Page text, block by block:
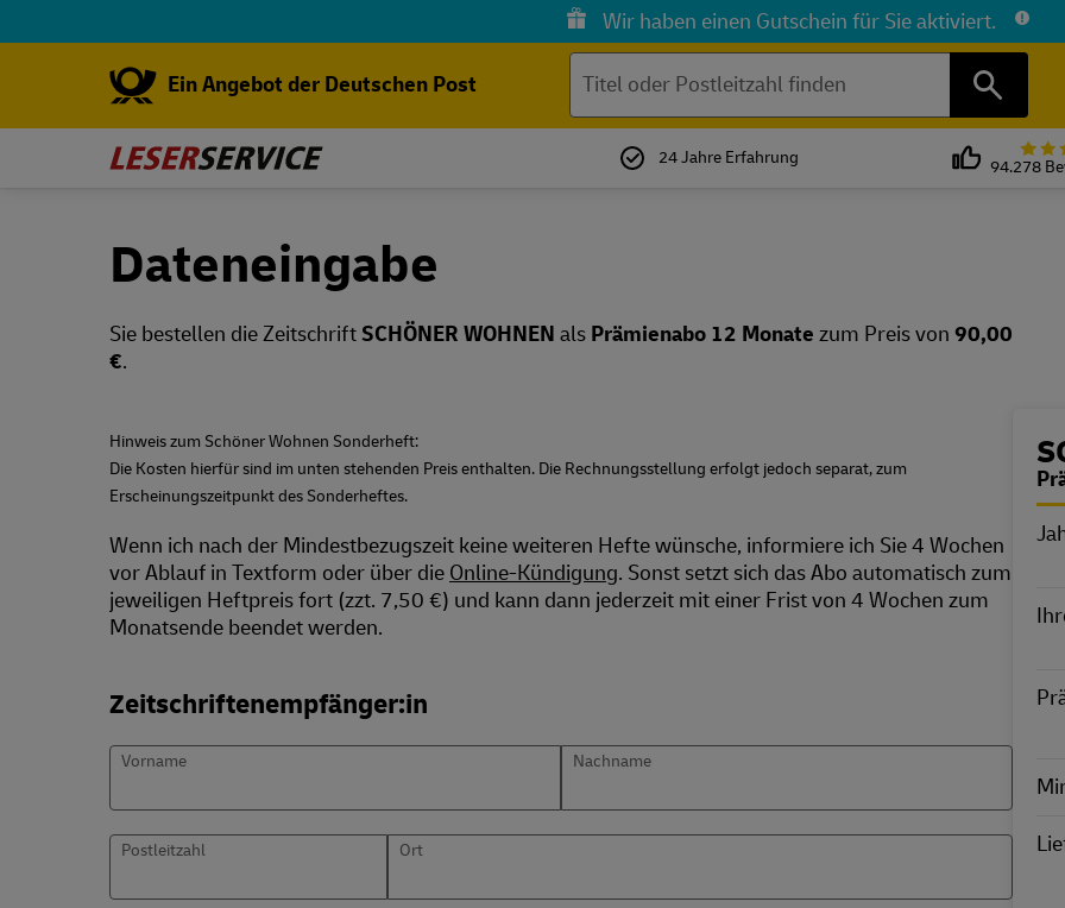
Wir haben einen Gutschein für Sie aktiviert.
Ein Angebot der Deutschen Post
Suchen
24 Jahre Erfahrung
94.278
Dateneingabe
Sie bestellen die ZeitschriftSCHÖNER WOHNEN als Prämienabo 12 Monate zum Preis von 90,00
€.
Hinweis zum Schöner Wohnen Sonderheft:
Die Kosten hierfür sind im unten stehenden Preis enthalten. Die Rechnungsstellung erfolgt jedoch separat, zum
Erscheinungszeitpunkt des Sonderheftes.
Wenn ich nach der Mindestbezugszeit keine weiteren Hefte wünsche, informiere ich Sie 4 Wochen
vor Ablauf in Textform oder über die Online-Kündigung. Sonst setzt sich das Abo automatisch zum
jeweiligen Heftpreis fort (zzt. 7,50 €) und kann dann jederzeit mit einer Frist von 4 Wochen zum
Monatsende beendet werden.
Zeitschriftenempfänger:in
Vorname Nachname
Postleitzahl Ort